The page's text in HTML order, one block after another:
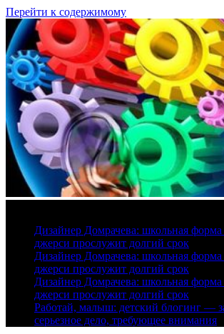
Перейти к содержимому
Дизайнер Домрачева: школьная форма
джерси прослужит долгий срок
Дизайнер Домрачева: школьная форма
джерси прослужит долгий срок
Дизайнер Домрачева: школьная форма
джерси прослужит долгий срок
Работай, малыш: детский блогинг —
серьезное дело, требующее внимания